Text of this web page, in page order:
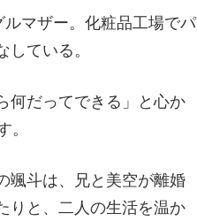
マザー。化粧品工場でパ
ている。
何だってできる」と心か
颯斗は、兄と美空が離婚
りと、二人の生活を温か